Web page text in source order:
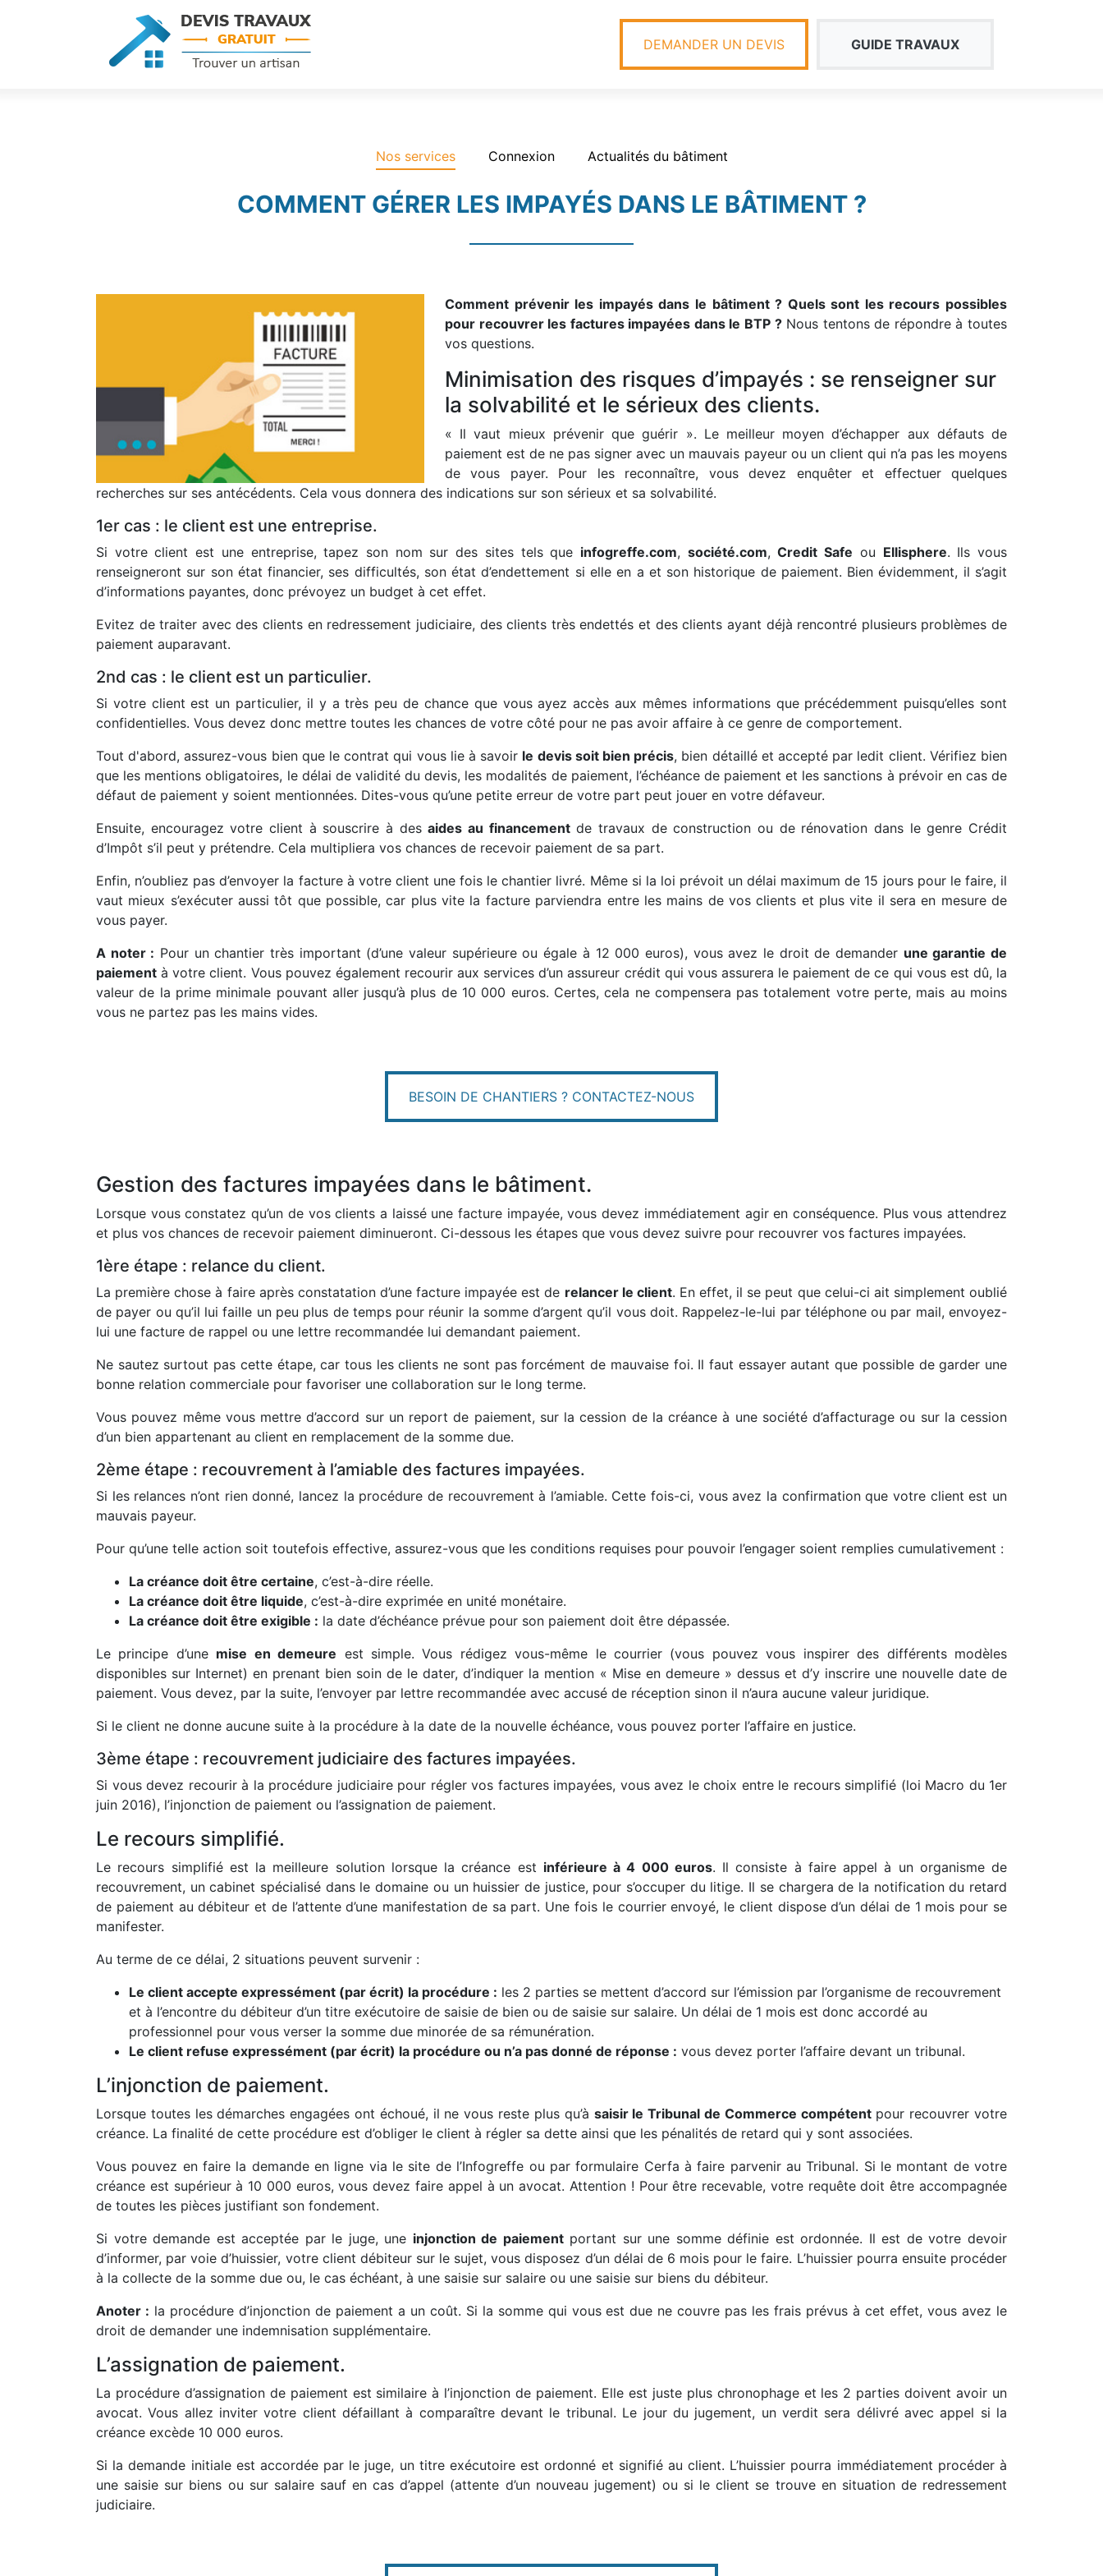
DEMANDER UN DEVIS GUIDE TRAVAUX
Nos services Connexion Actualités du bâtiment
COMMENT GÉRER LES IMPAYÉS DANS LE BÂTIMENT ?
Comment prévenir les impayés dans le bâtiment ? Quels sont les recours possibles
pour recouvrer les factures impayées dans le BTP ?Nous tentons de répondre à toutes
vos questions.
Minimisation des risques d’impayés : se renseigner sur
la solvabilité et le sérieux des clients.
« Il vaut mieux prévenir que guérir ». Le meilleur moyen d’échapper aux défauts de
paiement est de ne pas signer avec un mauvais payeur ou un client qui n’a pas les moyens
de vous payer. Pour les reconnaître, vous devez enquêter et effectuer quelques
recherches sur ses antécédents. Cela vous donnera des indications sur son sérieux et sa solvabilité.
1er cas : le client est une entreprise.
Si votre client est une entreprise, tapez son nom sur des sites tels que infogreffe.com, société.com,Credit Safe ou Ellisphere. Ils vous
renseigneront sur son état financier, ses difficultés, son état d’endettement si elle en a et son historique de paiement. Bien évidemment, il s’agit
d’informations payantes, donc prévoyez un budget à cet effet.
Evitez de traiter avec des clients en redressement judiciaire, des clients très endettés et des clients ayant déjà rencontré plusieurs problèmes de
paiement auparavant.
2nd cas : le client est un particulier.
Si votre client est un particulier, il y a très peu de chance que vous ayez accès aux mêmes informations que précédemment puisqu’elles sont
confidentielles. Vous devez donc mettre toutes les chances de votre côté pour ne pas avoir affaire à ce genre de comportement.
Tout d'abord, assurez-vous bien que le contrat qui vous lie à savoir le devis soit bien précis, bien détaillé et accepté par ledit client. Vérifiez bien
que les mentions obligatoires, le délai de validité du devis, les modalités de paiement, l’échéance de paiement et les sanctions à prévoir en cas de
défaut de paiement y soient mentionnées. Dites-vous qu’une petite erreur de votre part peut jouer en votre défaveur.
Ensuite, encouragez votre client à souscrire à desaides au financementde travaux de construction ou de rénovation dans le genre Crédit
d’Impôt s’il peut y prétendre. Cela multipliera vos chances de recevoir paiement de sa part.
Enfin, n’oubliez pas d’envoyer la facture à votre client une fois le chantier livré. Même si la loi prévoit un délai maximum de 15 jours pour le faire, il
vaut mieux s’exécuter aussi tôt que possible, car plus vite la facture parviendra entre les mains de vos clients et plus vite il sera en mesure de
vous payer.
A noter : Pour un chantier très important (d’une valeur supérieure ou égale à 12 000 euros), vous avez le droit de demander une garantie de
paiement à votre client. Vous pouvez également recourir aux services d’un assureur crédit qui vous assurera le paiement de ce qui vous est dû, la
valeur de la prime minimale pouvant aller jusqu’à plus de 10 000 euros. Certes, cela ne compensera pas totalement votre perte, mais au moins
vous ne partez pas les mains vides.
BESOIN DE CHANTIERS ? CONTACTEZ-NOUS
Gestion des factures impayées dans le bâtiment.
Lorsque vous constatez qu’un de vos clients a laissé une facture impayée, vous devez immédiatement agir en conséquence. Plus vous attendrez
et plus vos chances de recevoir paiement diminueront. Ci-dessous les étapes que vous devez suivre pour recouvrer vos factures impayées.
1ère étape : relance du client.
La première chose à faire après constatation d’une facture impayée est de relancer le client. En effet, il se peut que celui-ci ait simplement oublié
de payer ou qu’il lui faille un peu plus de temps pour réunir la somme d’argent qu’il vous doit. Rappelez-le-lui par téléphone ou par mail, envoyez-
lui une facture de rappel ou une lettre recommandée lui demandant paiement.
Ne sautez surtout pas cette étape, car tous les clients ne sont pas forcément de mauvaise foi. Il faut essayer autant que possible de garder une
bonne relation commerciale pour favoriser une collaboration sur le long terme.
Vous pouvez même vous mettre d’accord sur un report de paiement, sur la cession de la créance à une société d’affacturage ou sur la cession
d’un bien appartenant au client en remplacement de la somme due.
2ème étape : recouvrement à l’amiable des factures impayées.
Si les relances n’ont rien donné, lancez la procédure de recouvrement à l’amiable. Cette fois-ci, vous avez la confirmation que votre client est un
mauvais payeur.
Pour qu’une telle action soit toutefois effective, assurez-vous que les conditions requises pour pouvoir l’engager soient remplies cumulativement :
La créance doit être certaine, c’est-à-dire réelle.
La créance doit être liquide, c’est-à-dire exprimée en unité monétaire.
La créance doit être exigible : la date d’échéance prévue pour son paiement doit être dépassée.
Le principe d’une mise en demeure est simple. Vous rédigez vous-même le courrier (vous pouvez vous inspirer des différents modèles
disponibles sur Internet) en prenant bien soin de le dater, d’indiquer la mention « Mise en demeure » dessus et d’y inscrire une nouvelle date de
paiement. Vous devez, par la suite, l’envoyer par lettre recommandée avec accusé de réception sinon il n’aura aucune valeur juridique.
Si le client ne donne aucune suite à la procédure à la date de la nouvelle échéance, vous pouvez porter l’affaire en justice.
3ème étape : recouvrement judiciaire des factures impayées.
Si vous devez recourir à la procédure judiciaire pour régler vos factures impayées, vous avez le choix entre le recours simplifié (loi Macro du 1er
juin 2016), l’injonction de paiement ou l’assignation de paiement.
Le recours simplifié.
Le recours simplifié est la meilleure solution lorsque la créance est inférieure à 4 000 euros. Il consiste à faire appel à un organisme de
recouvrement, un cabinet spécialisé dans le domaine ou un huissier de justice, pour s’occuper du litige. Il se chargera de la notification du retard
de paiement au débiteur et de l’attente d’une manifestation de sa part. Une fois le courrier envoyé, le client dispose d’un délai de 1 mois pour se
manifester.
Au terme de ce délai, 2 situations peuvent survenir :
Le client accepte expressément (par écrit) la procédure : les 2 parties se mettent d’accord sur l’émission par l’organisme de recouvrement
et à l’encontre du débiteur d’un titre exécutoire de saisie de bien ou de saisie sur salaire. Un délai de 1 mois est donc accordé au
professionnel pour vous verser la somme due minorée de sa rémunération.
Le client refuse expressément (par écrit) la procédure ou n’a pas donné de réponse : vous devez porter l’affaire devant un tribunal.
L’injonction de paiement.
Lorsque toutes les démarches engagées ont échoué, il ne vous reste plus qu’à saisir le Tribunal de Commerce compétentpour recouvrer votre
créance. La finalité de cette procédure est d’obliger le client à régler sa dette ainsi que les pénalités de retard qui y sont associées.
Vous pouvez en faire la demande en ligne via le site de l’Infogreffe ou par formulaire Cerfa à faire parvenir au Tribunal. Si le montant de votre
créance est supérieur à 10 000 euros, vous devez faire appel à un avocat. Attention ! Pour être recevable, votre requête doit être accompagnée
de toutes les pièces justifiant son fondement.
Si votre demande est acceptée par le juge, une injonction de paiementportant sur une somme définie est ordonnée. Il est de votre devoir
d’informer, par voie d’huissier, votre client débiteur sur le sujet, vous disposez d’un délai de 6 mois pour le faire. L’huissier pourra ensuite procéder
à la collecte de la somme due ou, le cas échéant, à une saisie sur salaire ou une saisie sur biens du débiteur.
Anoter : la procédure d’injonction de paiement a un coût. Si la somme qui vous est due ne couvre pas les frais prévus à cet effet, vous avez le
droit de demander une indemnisation supplémentaire.
L’assignation de paiement.
La procédure d’assignation de paiement est similaire à l’injonction de paiement. Elle est juste plus chronophage et les 2 parties doivent avoir un
avocat. Vous allez inviter votre client défaillant à comparaître devant le tribunal. Le jour du jugement, un verdit sera délivré avec appel si la
créance excède 10 000 euros.
Si la demande initiale est accordée par le juge, un titre exécutoire est ordonné et signifié au client. L’huissier pourra immédiatement procéder à
une saisie sur biens ou sur salaire sauf en cas d’appel (attente d’un nouveau jugement) ou si le client se trouve en situation de redressement
judiciaire.